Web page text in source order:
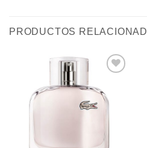
PRODUCTOS
lista de